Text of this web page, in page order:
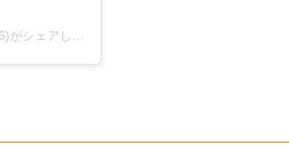
ェアした投稿 –